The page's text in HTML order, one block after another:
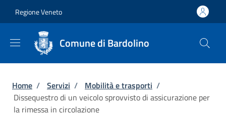
Regione Veneto
Comune di Bardolino
Briciole di pane
Home / Servizi / Mobilità e trasporti /
Dissequestro di un veicolo sprovvisto di assicurazione per
la rimessa in circolazione